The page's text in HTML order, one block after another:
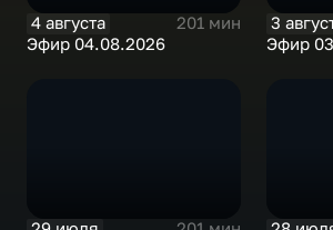
4 августа
201 мин
Эфир 04.08.2026
3
Эфир